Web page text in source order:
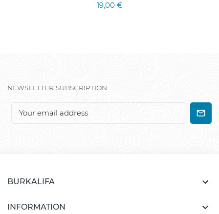
19,00 €
NEWSLETTER SUBSCRIPTION
BURKALIFA 
INFORMATION 